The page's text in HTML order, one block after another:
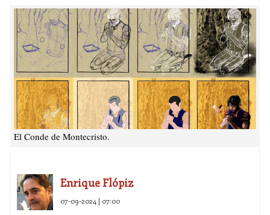
El Conde de Montecristo.
Enrique Flópiz
07-09-2024 | 07:00